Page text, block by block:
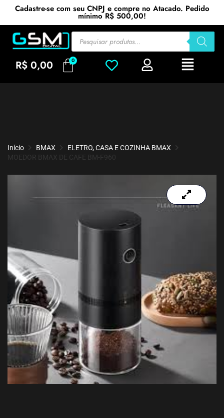
Cadastre-se com seu CNPJ e compre no Atacado. Pedido
mínimo R$ 500,00!
R$ 0,00
Início BMAX
ELETRO, CASA E COZINHA BMAX
MOEDOR BMAX DE CAFE BM-F960